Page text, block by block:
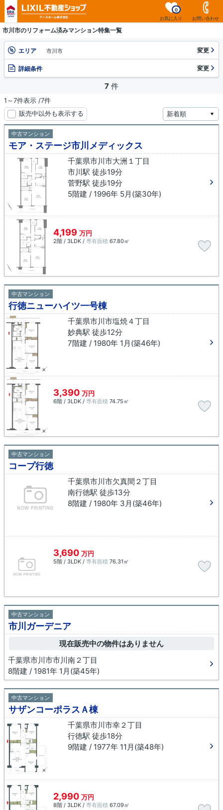
お気に入り
0
お問い合わせ
市川市のリフォーム済みマンション特集一覧
エリア 市川市 変更
詳細条件 変更
7 件
1～7件表示 /7件
販売中以外も表示する
中古マンション
モア・ステージ市川メディックス
千葉県市川市大洲１丁目
市川駅 徒歩19分
菅野駅 徒歩19分
5階建 / 1996年 5月(築30年)
4,199 万円
2階 / 3LDK / 専有面積 67.80㎡
中古マンション
行徳ニューハイツ一号棟
千葉県市川市塩焼４丁目
妙典駅 徒歩12分
7階建 / 1980年 1月(築46年)
3,390 万円
6階 / 3LDK / 専有面積 74.75㎡
中古マンション
コープ行徳
千葉県市川市欠真間２丁目
南行徳駅 徒歩13分
8階建 / 1980年 3月(築46年)
3,690 万円
5階 / 3LDK / 専有面積 76.31㎡
中古マンション
市川ガーデニア
現在販売中の物件はありません
千葉県市川市市川南２丁目
8階建 / 1981年 1月(築45年)
中古マンション
サザンコーポラスＡ棟
千葉県市川市幸２丁目
行徳駅 徒歩18分
9階建 / 1977年 11月(築48年)
2,990 万円
8階 / 3LDK / 専有面積 67.09㎡